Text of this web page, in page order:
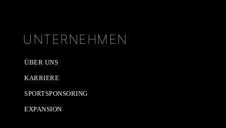
UNTERNEHMEN
ÜBER UNS
KARRIERE
SPORTSPONSORING
EXPANSION